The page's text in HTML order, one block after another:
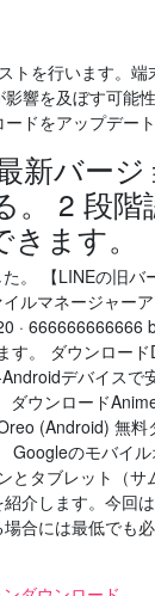
を行います。
響を及ぼす可能
ドをアップデー
新バー
2 段
ます。
。 【LINEの旧バ
ルマネージャー
· 666666666666
。 ダウンロー
デバイスで
ウンロード
(Android) 無
のモバイ
とタブレット（
介します。今回
合には最低でも